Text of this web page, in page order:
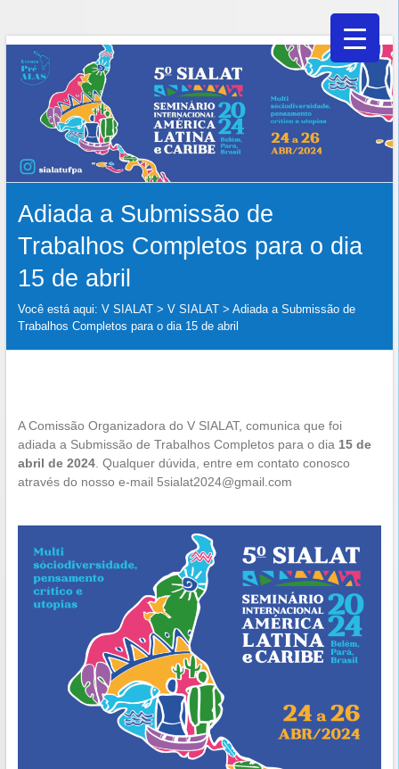
Skip
content
V
SIALAT
Adiada a Submissão de
Trabalhos Completos para o dia
15 de abril
Você está aqui: V SIALAT> V SIALAT> Adiada a Submissão de
Trabalhos Completos para o dia 15 de abril
A Comissão Organizadora do V SIALAT, comunica que foi
adiada a Submissão de Trabalhos Completos para o dia15 de
abril de 2024. Qualquer dúvida, entre em contato conosco
através do nosso e-mail 5sialat2024@gmail.com